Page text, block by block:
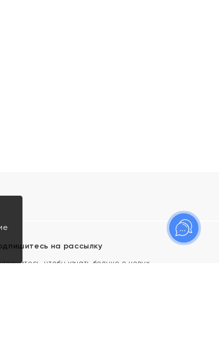
на рассылку
чтобы узнать больше о новых